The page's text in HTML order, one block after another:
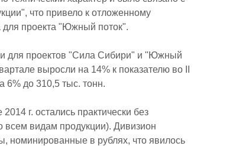
что привело к отложенному
для проекта "Южный поток".
для проектов "Сила Сибири" и "Южный
выросли на 14% к показателю во II
6% до 310,5 тыс. тонн.
г. остались практически без
видам продукции). Дивизион
номинированные в рублях, что явилось